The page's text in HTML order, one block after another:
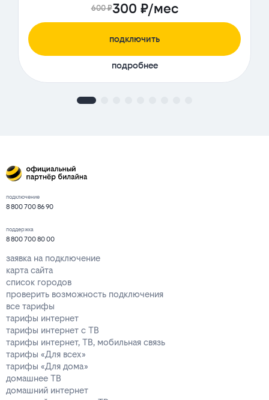
600 ₽300 ₽/мес
подключить
подробнее
подключение
8 800 700 86 90
поддержка
8 800 700 80 00
заявка на подключение
карта сайта
список городов
проверить возможность подключения
все тарифы
тарифы интернет
тарифы интернет с ТВ
тарифы интернет, ТВ, мобильная связь
тарифы «Для всех»
тарифы «Для дома»
домашнее ТВ
домашний интернет